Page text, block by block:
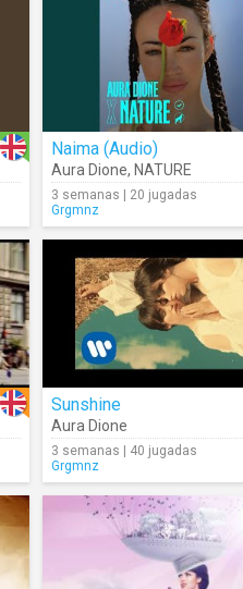
Naima (Audio)
Aura Dione, NATURE
3 semanas | 20 jugadas
Grgmnz
Sunshine
Aura Dione
3 semanas | 40 jugadas
Grgmnz